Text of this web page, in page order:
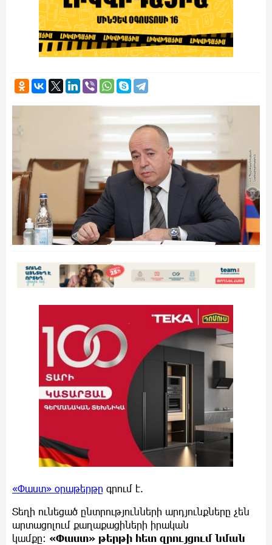
«Փաստ» օրաթերթը գրում է.
Տեղի ունեցած ընտրությունների արդյունքները չեն
արտացոլում քաղաքացիների իրական
կամքը: «Փաստ» թերթի հետ զրույցում նման